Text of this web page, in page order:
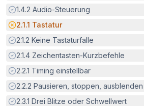
Erfüllt:
1.4.2 Audio-Steuerung
Potenzielle Barriere:
2.1.1 Tastatur
Erfüllt:
2.1.2 Keine Tastaturfalle
Erfüllt:
2.1.4 Zeichentasten-Kurzbefehle
Erfüllt:
2.2.1 Timing einstellbar
Erfüllt:
2.2.2 Pausieren, stoppen, ausblenden
Erfüllt:
2.3.1 Drei Blitze oder Schwellwert